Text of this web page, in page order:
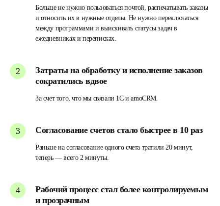
Больше не нужно пользоваться почтой, распечатывать заказы
и относить их в нужные отделы. Не нужно переключаться
между программами и выискивать статусы задач в
ежедневниках и переписках.
Затраты на обработку и исполнение заказов
сократились вдвое
За счет того, что мы связали 1С и amoCRM.
Согласование счетов стало быстрее в 10 раз
Раньше на согласование одного счета тратили 20 минут,
теперь — всего 2 минуты.
Рабочий процесс стал более контролируемым
и прозрачным
Любите классику,